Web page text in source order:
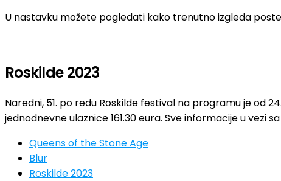
U nastavku možete pogledati kako trenutno izgleda
Roskilde 2023
Naredni, 51. po redu Roskilde festival na programu je od
jednodnevne ulaznice 161.30 eura. Sve informacije u
Queens of the Stone Age
Blur
Roskilde 2023